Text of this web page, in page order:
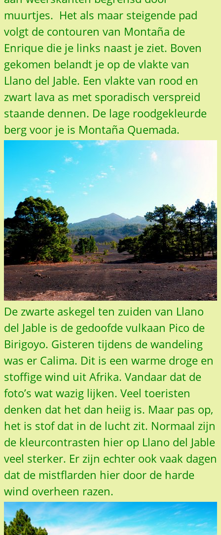
muurtjes. Het als maar steigende pad
volgt de contouren van Montaña de
Enrique die je links naast je ziet. Boven
gekomen belandt je op de vlakte van
Llano del Jable. Een vlakte van rood en
zwart lava as met sporadisch verspreid
staande dennen. De lage roodgekleurde
berg voor je is Montaña Quemada.
De zwarte askegel ten zuiden van Llano
del Jable is de gedoofde vulkaan Pico de
Birigoyo. Gisteren tijdens de wandeling
was er Calima. Dit is een warme droge en
stoffige wind uit Afrika. Vandaar dat de
foto’s wat wazig lijken. Veel toeristen
denken dat het dan heiig is. Maar pas op,
het is stof dat in de lucht zit. Normaal zijn
de kleurcontrasten hier op Llano del Jable
veel sterker. Er zijn echter ook vaak dagen
dat de mistflarden hier door de harde
wind overheen razen.